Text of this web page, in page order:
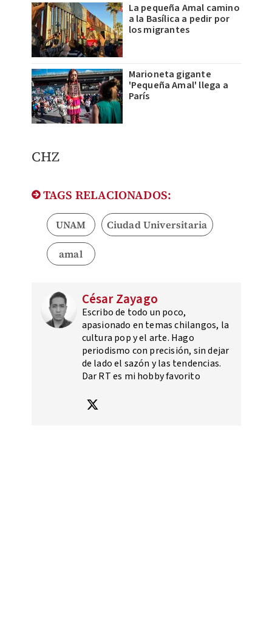
La pequeña Amal camino
a la Basílica a pedir por
los migrantes
Marioneta gigante
'Pequeña Amal' llega a
París
CHZ
TAGS RELACIONADOS:
UNAM Ciudad Universitaria
amal
César Zayago
Escribo de todo un poco,
apasionado en temas chilangos, la
cultura pop y el arte. Hago
periodismo con precisión, sin dejar
de lado el sazón y las tendencias.
Dar RT es mi hobby favorito